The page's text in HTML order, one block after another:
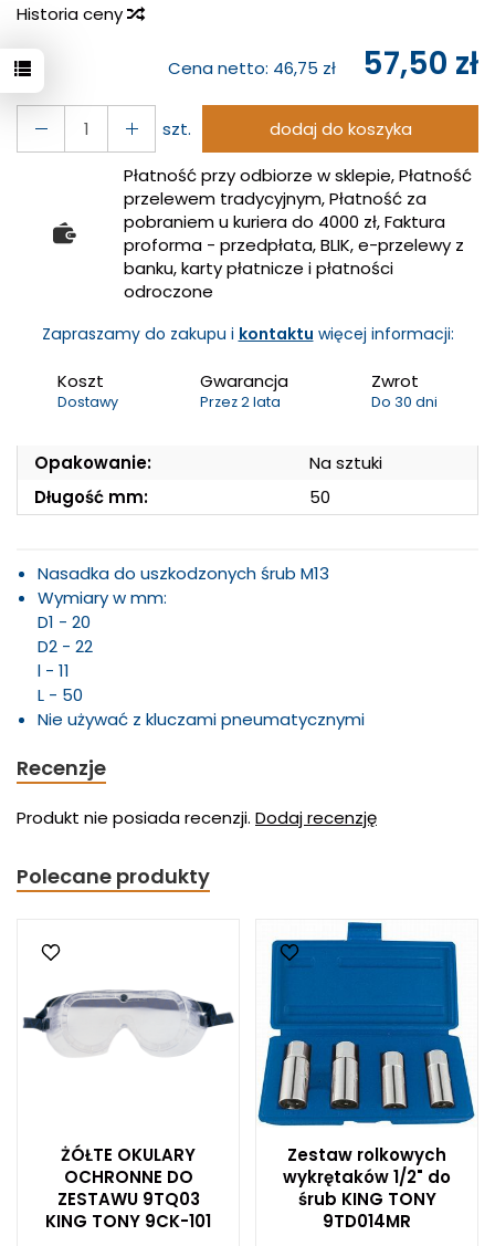
Historia ceny
Cena netto: 46,75 zł 57,50 zł
szt.
dodaj do koszyka
Płatność przy odbiorze w sklepie, Płatność
przelewem tradycyjnym, Płatność za
pobraniem u kuriera do 4000 zł, Faktura
proforma - przedpłata, BLIK, e-przelewy z
banku, karty płatnicze i płatności
odroczone
Zapraszamy do zakupu i kontaktu więcej informacji:
Koszt
Dostawy
Gwarancja
Przez 2 lata
Zwrot
Do 30 dni
Opakowanie:
Na sztuki
Długość mm:
50
Nasadka do uszkodzonych śrub M13
Wymiary w mm:
D1 - 20
D2 - 22
l - 11
L - 50
Nie używać z kluczami pneumatycznymi
Recenzje
Produkt nie posiada recenzji. Dodaj recenzję
Polecane produkty
ŻÓŁTE OKULARY
OCHRONNE DO
ZESTAWU 9TQ03
KING TONY 9CK-101
Zestaw rolkowych
wykrętaków 1/2" do
śrub KING TONY
9TD014MR